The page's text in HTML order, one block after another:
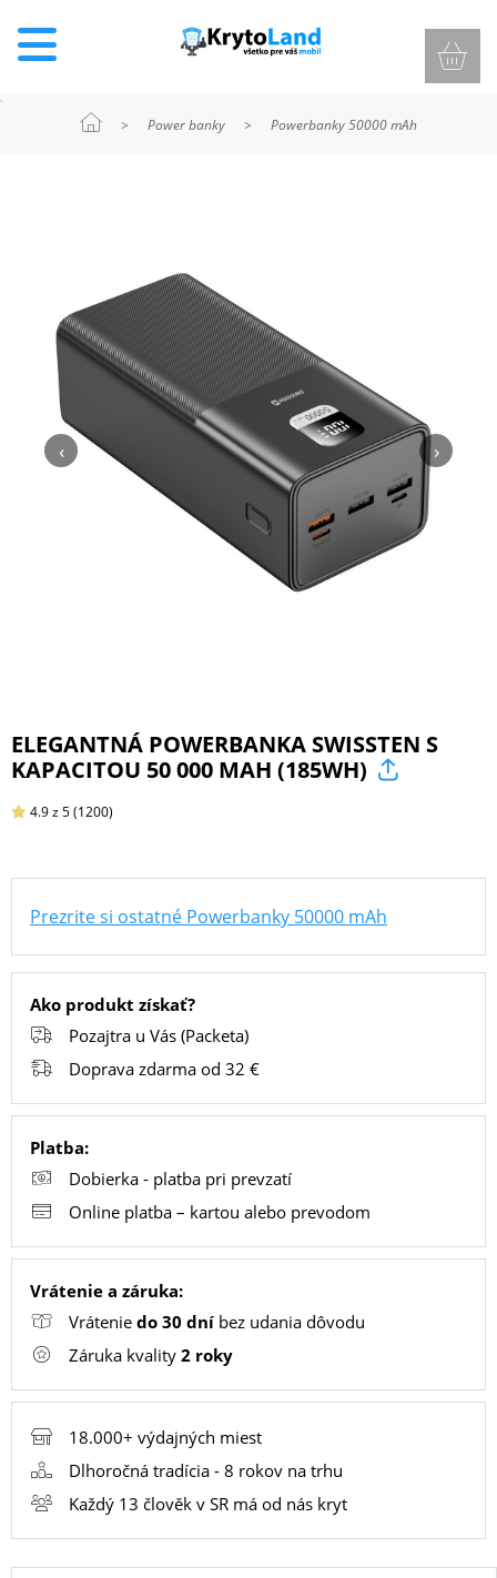
TVRDENÉ
NABÍJANIE
PRÍSLUŠENSTVO
PRE
PRÍSLUŠENSTVO
TABLETY
PC
NOTEBOOK
GAMING
AUTOPRÍSLUŠENSTVO
SMART
SMART
HODINKY
‹ ›
ELEGANTNÁ POWERBANKA SWISSTEN S
KAPACITOU 50 000 MAH (185WH)
4.9z 5(1200)
Prezrite si ostatné Powerbanky 50000 mAh
Ako produkt získať?
Pozajtra u Vás (Packeta)
Doprava zdarma od 32 €
Platba:
Dobierka - platba pri prevzatí
Online platba – kartou alebo prevodom
Vrátenie a záruka:
Vrátenie do 30 dní bez udania dôvodu
Záruka kvality 2 roky
18.000+ výdajných miest
Dlhoročná tradícia - 8 rokov na trhu
Každý 13 člověk v SR má od nás kryt
> Power banky > Powerbanky 50000 mAh